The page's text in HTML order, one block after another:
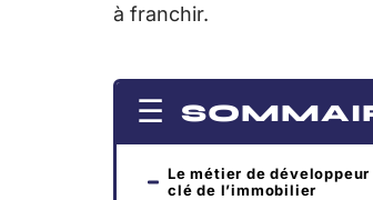
à franchir.
Le métier de
clé de l’immobilier